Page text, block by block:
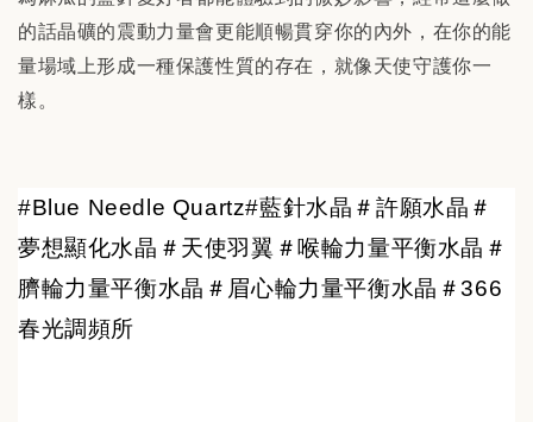
的話晶礦的震動力量會更能順暢貫穿你的內外，在你的能
量場域上形成一種保護性質的存在，就像天使守護你一
樣。
#Blue Needle Quartz#藍針水晶＃許願水晶＃
夢想顯化水晶＃天使羽翼＃喉輪力量平衡水晶＃
臍輪力量平衡水晶＃眉心輪力量平衡水晶＃366
春光調頻所